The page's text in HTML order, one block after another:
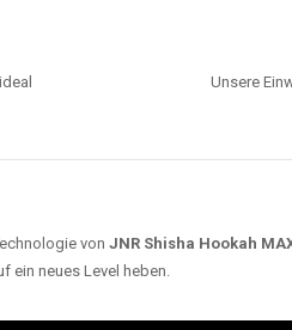
Unsere
von JNR Shisha Hookah
ein neues Level heben.